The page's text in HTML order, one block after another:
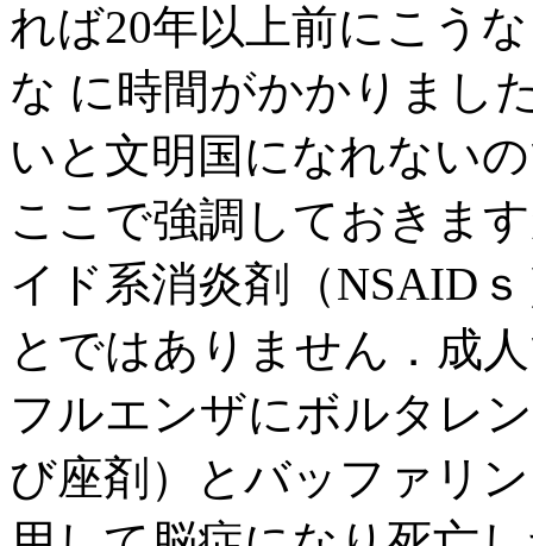
れば20年以上前にこう
な に時間がかかりまし
いと文明国になれない
ここで強調しておきま
イド系消炎剤（NSAID
とではありません．成
フルエンザにボルタレ
び座剤）とバッファリ